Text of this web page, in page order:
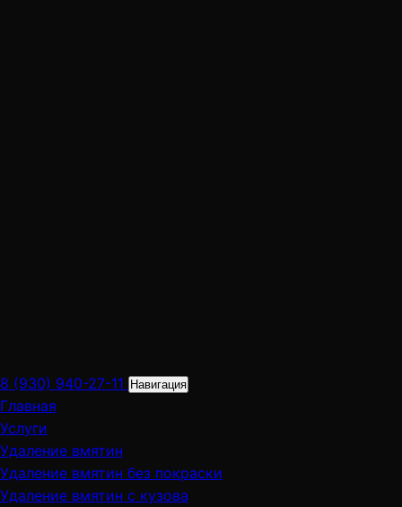
8 (930) 940-27-11 Навигация
Главная
Услуги
Удаление вмятин
Удаление вмятин без покраски
Удаление вмятин с кузова